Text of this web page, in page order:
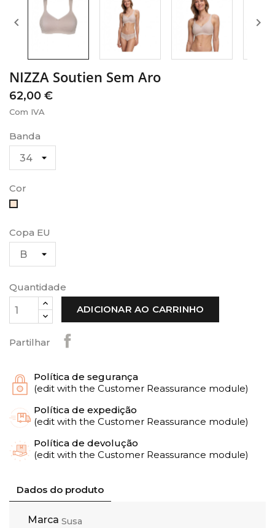
 
NIZZA Soutien Sem Aro
62,00 €
Com IVA
Banda
Cor
Bege
Copa EU
Quantidade
ADICIONAR AO CARRINHO
Partilhar
Política de segurança
(edit with the Customer Reassurance module)
Política de expedição
(edit with the Customer Reassurance module)
Política de devolução
(edit with the Customer Reassurance module)
Dados do produto
Marca Susa